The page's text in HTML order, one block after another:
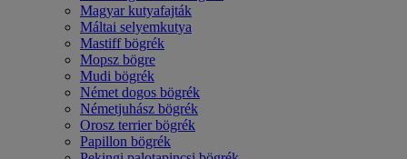
Magyar kutyafajták
Máltai selyemkutya
Mastiff bögrék
Mopsz bögre
Mudi bögrék
Német dogos bögrék
Németjuhász bögrék
Orosz terrier bögrék
Papillon bögrék